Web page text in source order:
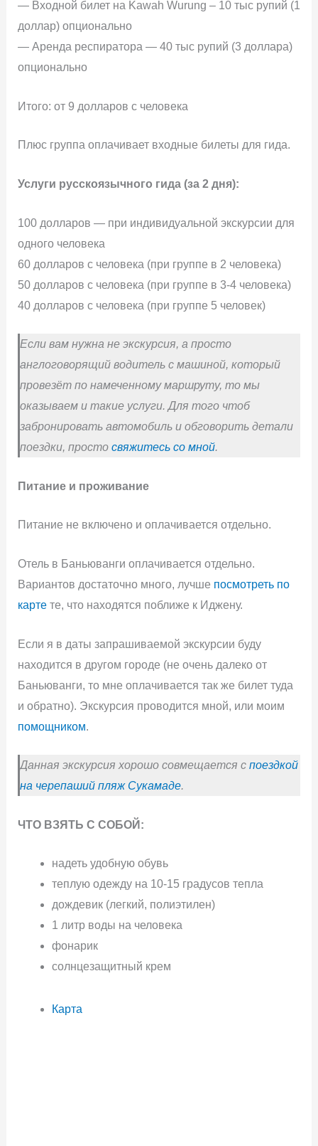
— Входной билет на Kawah Wurung – 10 тыс рупий (1
доллар) опционально
— Аренда респиратора — 40 тыс рупий (3 доллара)
опционально
Итого: от 9 долларов с человека
Плюс группа оплачивает входные билеты для гида.
Услуги русскоязычного гида (за 2 дня):
100 долларов — при индивидуальной экскурсии для
одного человека
60 долларов с человека (при группе в 2 человека)
50 долларов с человека (при группе в 3-4 человека)
40 долларов с человека (при группе 5 человек)
Если вам нужна не экскурсия, а просто
англоговорящий водитель с машиной, который
провезёт по намеченному маршруту, то мы
оказываем и такие услуги. Для того чтоб
забронировать автомобиль и обговорить детали
поездки, просто свяжитесь со мной.
Питание и проживание
Питание не включено и оплачивается отдельно.
Отель в Баньюванги оплачивается отдельно.
Вариантов достаточно много, лучше посмотреть по
картете, что находятся поближе к Иджену.
Если я в даты запрашиваемой экскурсии буду
находится в другом городе (не очень далеко от
Баньюванги, то мне оплачивается так же билет туда
и обратно). Экскурсия проводится мной, или моим
помощником.
Данная экскурсия хорошо совмещается с поездкой
на черепаший пляж Сукамаде.
ЧТО ВЗЯТЬ С СОБОЙ:
надеть удобную обувь
теплую одежду на 10-15 градусов тепла
дождевик (легкий, полиэтилен)
1 литр воды на человека
фонарик
солнцезащитный крем
Карта